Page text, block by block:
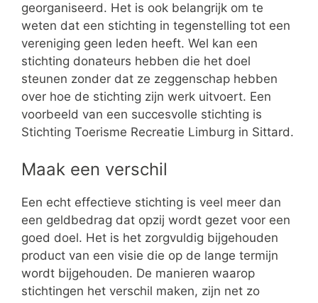
georganiseerd. Het is ook belangrijk om te
weten dat een stichting in tegenstelling tot een
vereniging geen leden heeft. Wel kan een
stichting donateurs hebben die het doel
steunen zonder dat ze zeggenschap hebben
over hoe de stichting zijn werk uitvoert. Een
voorbeeld van een succesvolle stichting is
Stichting Toerisme Recreatie Limburg in Sittard.
Maak een verschil
Een echt effectieve stichting is veel meer dan
een geldbedrag dat opzij wordt gezet voor een
goed doel. Het is het zorgvuldig bijgehouden
product van een visie die op de lange termijn
wordt bijgehouden. De manieren waarop
stichtingen het verschil maken, zijn net zo